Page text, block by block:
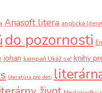
Anasoft litera anglická
do pozornosti
johan kampaň Ukáž sa! knihy
literatúra pre deti